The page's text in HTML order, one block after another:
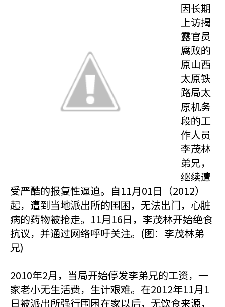
因长期
上访揭
露官员
腐败的
原山西
太原铁
路局太
原机务
段的工
作人员
李茂林
弟兄，
继续遭
受严酷的报复性逼迫。自11月01日（2012）
起，遭到当地派出所的围困，无法出门，心脏
病的药物被抢走。11月16日，李茂林开始绝食
抗议，并通过网络呼吁关注。(图：李茂林弟
兄)
2010年2月，当局开始停发李弟兄的工资，一
家老小无生活费，生计艰难。在2012年11月1
日被派出所强行围困在家以后，无饮食来源，